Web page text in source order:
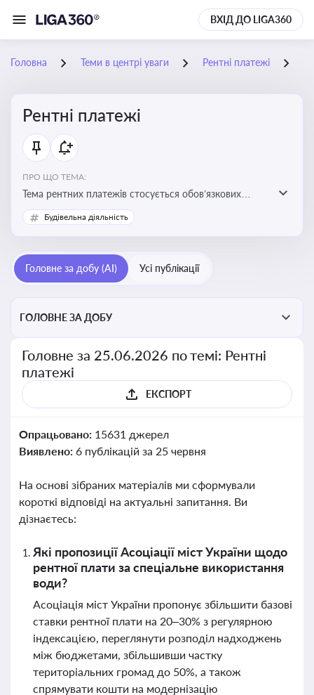
ВХІД ДО LIGA360
Головна Теми в центрі уваги Рентні платежі
Рентні платежі
ПРО ЩО ТЕМА:
Тема рентних платежів стосується обов’язкових
податкових зборів, які сплачуються за користування
природними ресурсами — надрами, водою, лісами
Будівельна діяльність
Головне за добу (AI) Усі публікації
ГОЛОВНЕ ЗА ДОБУ
Головне за 25.06.2026 по темі: Рентні
платежі
ЕКСПОРТ
Опрацьовано: 15631 джерел
Виявлено: 6 публікацій за 25 червня
На основі зібраних матеріалів ми сформували
короткі відповіді на актуальні запитання. Ви
дізнаєтесь:
Які пропозиції Асоціації міст України щодо
рентної плати за спеціальне використання
води?
Асоціація міст України пропонує збільшити базові
ставки рентної плати на 20–30% з регулярною
індексацією, переглянути розподіл надходжень
між бюджетами, збільшивши частку
територіальних громад до 50%, а також
спрямувати кошти на модернізацію